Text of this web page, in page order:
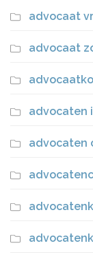
advocaat
advocaat
advocaten
advocaten